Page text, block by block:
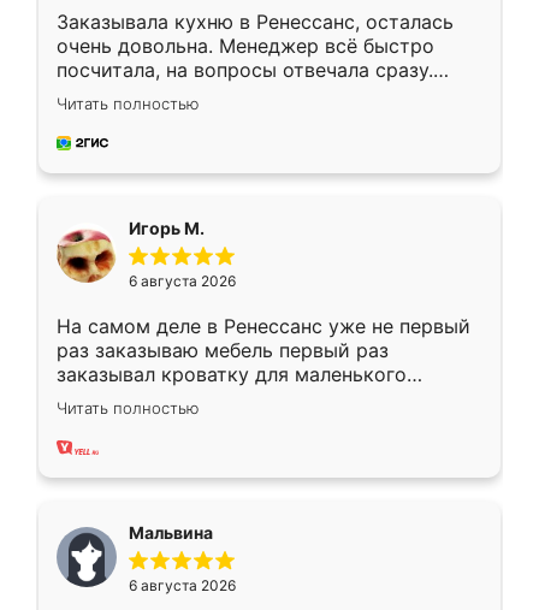
Заказывала кухню в Ренессанс, осталась
очень довольна. Менеджер всё быстро
посчитала, на вопросы отвечала сразу.
Замерщик приехал в субботу, подошёл к
делу со всей ответственностью. Собрали
за день, ребята работали аккуратно, даже
Читать полностью
Игорь М.
6 августа 2026
На самом деле в Ренессанс уже не первый
раз заказываю мебель первый раз
заказывал кроватку для маленького
ребёнка при его рождении ,во второй раз
заказал шкаф-купе. По качеству очень
хорошее сборка достаточно быстрая,
меньше, здесь же он более разнообразный.
Мне нравится ,если что-то потребуется из
мебели буду заказывать только здесь.
Читать полностью
Мальвина
6 августа 2026